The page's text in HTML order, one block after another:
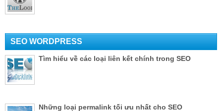
SEO WORDPRESS
Tìm hiểu về các loại liên kết chính trong SEO
Những loại permalink tối ưu nhất cho SEO